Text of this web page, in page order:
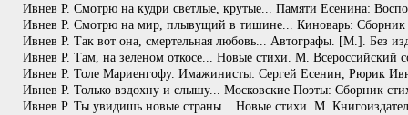
Ивнев Р. Смотрю на кудри светлые, крутые... Памяти Есенина:
Ивнев Р. Смотрю на мир, плывущий в тишине... Киноварь: Сборник
Ивнев Р. Так вот она, смертельная любовь... Автографы. [М.]. Без
Ивнев Р. Там, на зеленом откосе... Новые стихи. М. Всероссийский
Ивнев Р. Толе Мариенгофу. Имажинисты: Сергей Есенин, Рюрик
Ивнев Р. Только вздохну и слышу... Московские Поэты: Сборник
Ивнев Р. Ты увидишь новые страны... Новые стихи. М.